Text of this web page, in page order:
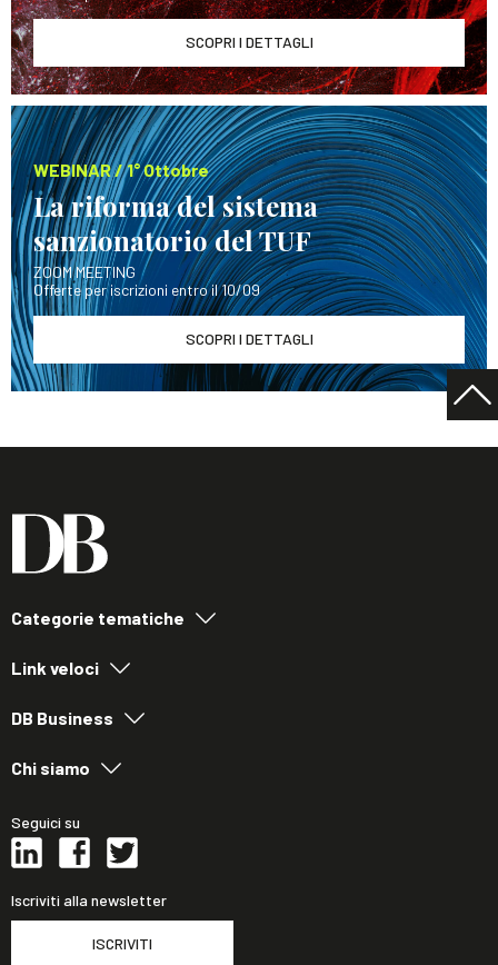
SCOPRI I DETTAGLI
WEBINAR / 1° Ottobre
La riforma del sistema
sanzionatorio del TUF
ZOOM MEETING
Offerte per iscrizioni entro il 10/09
SCOPRI I DETTAGLI
Categorie tematiche
Link veloci
DB Business
Chi siamo
Seguici su
Iscriviti alla newsletter
ISCRIVITI